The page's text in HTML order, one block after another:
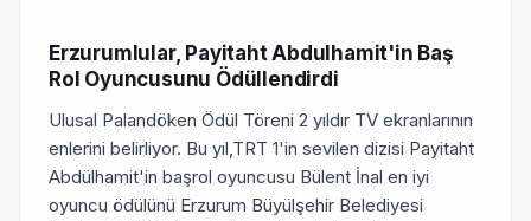
Erzurumlular, Payitaht Abdulhamit'in Baş
Rol Oyuncusunu Ödüllendirdi
Ulusal Palandöken Ödül Töreni 2 yıldır TV ekranlarının
enlerini belirliyor. Bu yıl,TRT 1'in sevilen dizisi Payitaht
Abdülhamit'in başrol oyuncusu Bülent İnal en iyi
oyuncu ödülünü Erzurum Büyülşehir Belediyesi